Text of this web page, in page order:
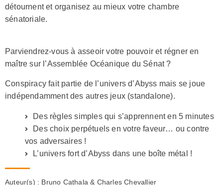
détournent et organisez au mieux votre chambre
sénatoriale.
Parviendrez-vous à asseoir votre pouvoir et régner en
maître sur l’Assemblée Océanique du Sénat ?
Conspiracy fait partie de l’univers d’Abyss mais se joue
indépendamment des autres jeux (standalone).
Des règles simples qui s’apprennent en 5 minutes
Des choix perpétuels en votre faveur… ou contre
vos adversaires !
L’univers fort d’Abyss dans une boîte métal !
Auteur(s) : Bruno Cathala & Charles Chevallier